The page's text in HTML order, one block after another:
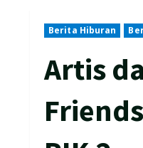
Berita Hiburan
Artis